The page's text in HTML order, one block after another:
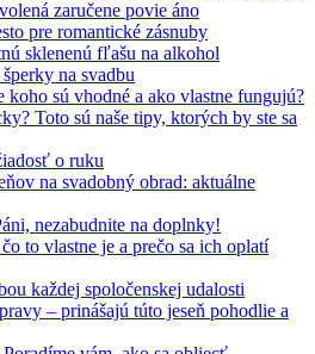
zaručene povie áno
pre romantické zásnuby
sklenenú fľašu na alkohol
na svadbu
koho sú vhodné a ako vlastne fungujú?
Toto sú naše tipy, ktorých by ste sa
o ruku
na svadobný obrad: aktuálne
nezabudnite na doplnky!
to vlastne je a prečo sa ich oplatí
každej spoločenskej udalosti
– prinášajú túto jeseň pohodlie a